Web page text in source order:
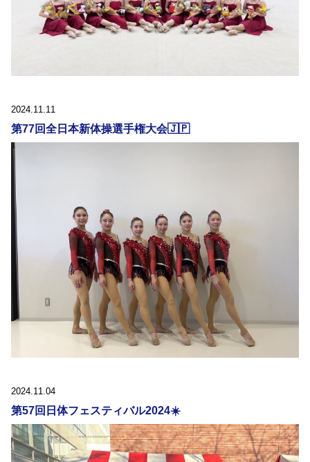
2024.11.11
第77回全日本新体操選手権大会🇯🇵
2024.11.04
第57回日体フェスティバル2024☀️